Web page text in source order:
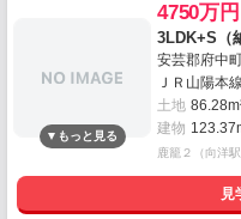
4750万円
3LDK+S（
安芸郡府中
ＪＲ山陽本
土地
建物
鹿籠２（向洋
見